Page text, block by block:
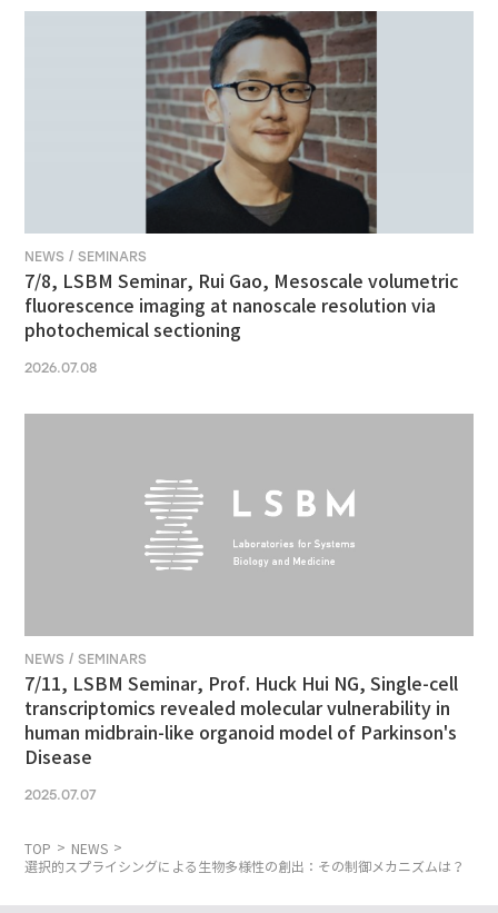
NEWS / SEMINARS
7/8, LSBM Seminar, Rui Gao, Mesoscale volumetric
fluorescence imaging at nanoscale resolution via
photochemical sectioning
2026.07.08
NEWS / SEMINARS
7/11, LSBM Seminar, Prof. Huck Hui NG, Single-cell
transcriptomics revealed molecular vulnerability in
human midbrain-like organoid model of Parkinson's
Disease
2025.07.07
TOP
NEWS
選択的スプライシングによる生物多様性の創出：その制御メカニズムは？